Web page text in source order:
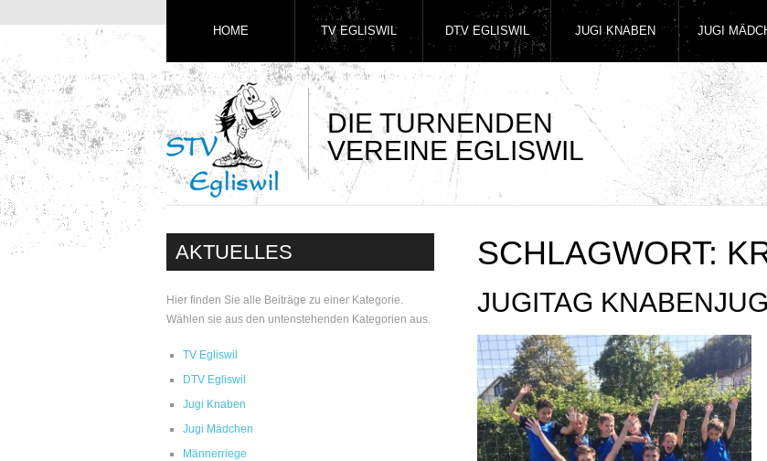
DIE TURNENDEN
VEREINE EGLISWIL
HOME TV EGLISWIL DTV EGLISWIL JUGI KNABEN JUGI
AKTUELLES
Hier finden Sie alle Beiträge zu einer Kategorie.
Wählen sie aus den untenstehenden Kategorien aus.
TV Egliswil
DTV Egliswil
Jugi Knaben
Jugi Mädchen
Männerriege
SCHLAGWORT:
JUGITAG